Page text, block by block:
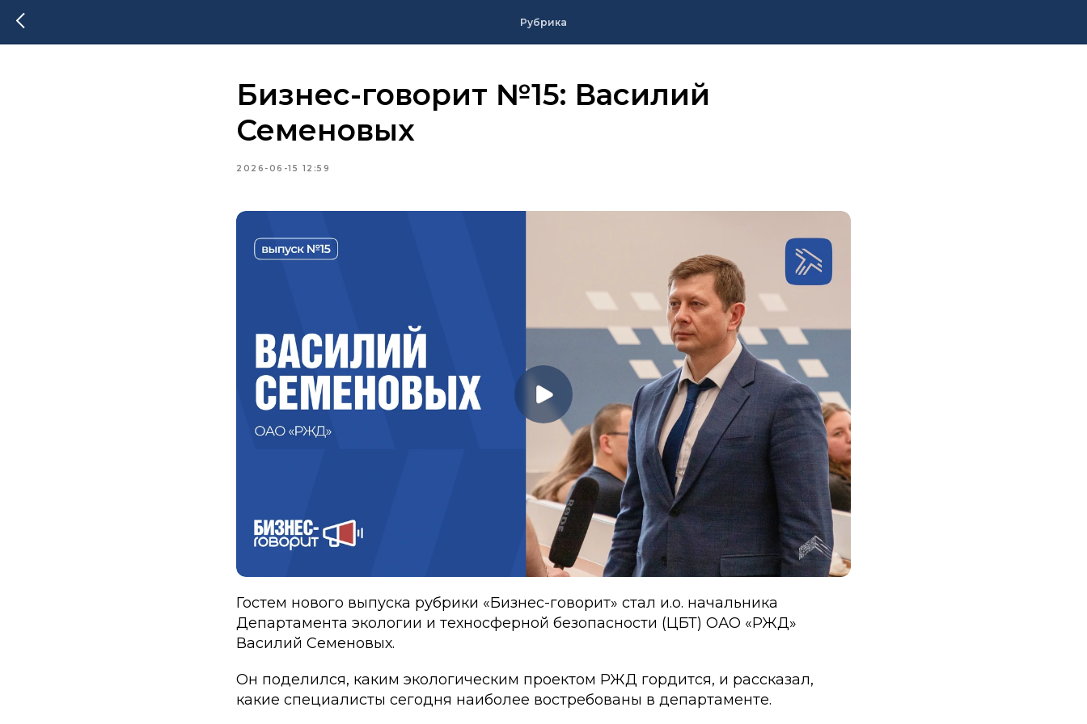
Рубрика
Бизнес-говорит №15: Василий
Семеновых
2026-06-15 12:59
Гостем нового выпуска рубрики «Бизнес-говорит» стал и.о. начальника
Департамента экологии и техносферной безопасности (ЦБТ) ОАО «РЖД»
Василий Семеновых.
Он поделился, каким экологическим проектом РЖД гордится, и рассказал,
какие специалисты сегодня наиболее востребованы в департаменте.